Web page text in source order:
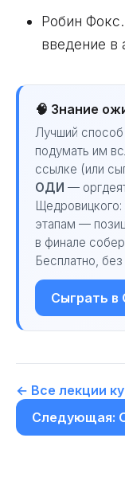
Робин
введение в
🧠 Знание
Лучший
подумать им
ссылке (или
ОДИ —
этапам —
в финале
Бесплатно,
Сыграть
← Все лекции
Следующая: